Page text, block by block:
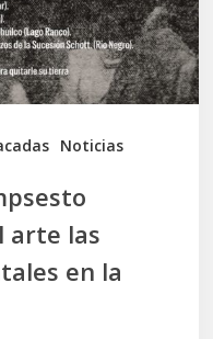
Noticias
arte las
en la